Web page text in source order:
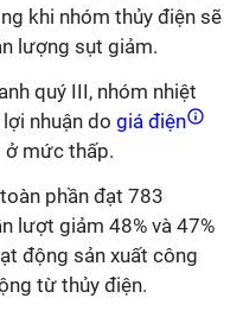
khi nhóm thủy điện sẽ
lượng sụt giảm.
quý III, nhóm nhiệt
nhuận do giá điện
ở mức thấp.
phần đạt 783
lượt giảm 48% và 47%
động sản xuất công
từ thủy điện.